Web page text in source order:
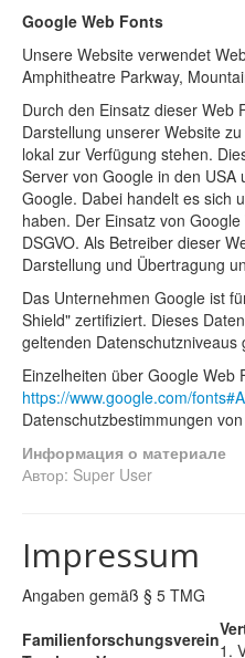
Google Web Fonts
Unsere Website verwendet
Amphitheatre Parkway,
Durch den Einsatz dieser Web
Darstellung unserer Website
lokal zur Verfügung stehen.
Server von Google in den
Google. Dabei handelt es sich
haben. Der Einsatz von
DSGVO. Als Betreiber dieser
Darstellung und Übertragung
Das Unternehmen Google ist
Shield" zertifiziert. Dieses
geltenden Datenschutzniveaus
Einzelheiten über Google Web
https://www.google.com/
Datenschutzbestimmungen
Информация о материале
Автор: Super User
Impressum
Angaben gemäß § 5 TMG
Familienforschungsverein1.